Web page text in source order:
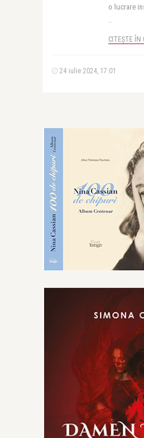
o lucrare
..
CITEȘTE ÎN
24 iulie 2024, 17:01